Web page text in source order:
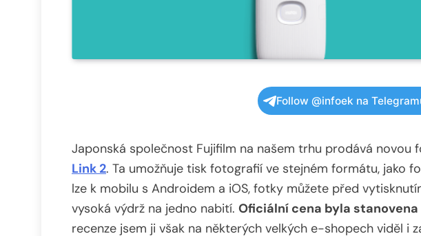
Follow @infoek na
Japonská společnost Fujifilm na našem trhu prodává novou
Link 2. Ta umožňuje tisk fotografií ve stejném formátu, jako
lze k mobilu s Androidem a iOS, fotky můžete před
vysoká výdrž na jedno nabití. Oficiální cena byla stanovena
recenze jsem ji však na některých velkých e-shopech viděl i